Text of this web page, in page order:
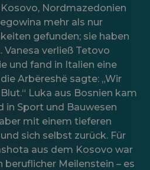
Nordmazedonien
mehr als nur
gefunden; sie haben
verließ Tetovo
und fand in Italien eine
Arbëreshë sagte: „Wir
Luka aus Bosnien kam
in Sport und Bauwesen
mit einem tieferen
sich selbst zurück. Für
aus dem Kosovo war
beruflicher Meilenstein – es